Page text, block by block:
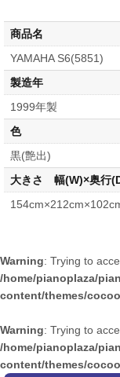
商品名
YAMAHA S6(5851)
製造年
1999年製
色
黒(艶出)
大きさ 幅(W)×奥行
Warning: Trying to
/home/pianoplaza/
content/themes/
Warning: Trying to
/home/pianoplaza/
content/themes/